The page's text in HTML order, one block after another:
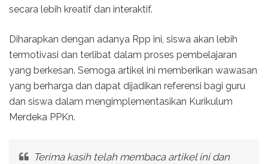
secara lebih kreatif dan interaktif.
Diharapkan dengan adanya Rpp ini, siswa akan lebih
termotivasi dan terlibat dalam proses pembelajaran
yang berkesan. Semoga artikel ini memberikan wawasan
yang berharga dan dapat dijadikan referensi bagi guru
dan siswa dalam mengimplementasikan Kurikulum
Merdeka PPKn.
Terima kasih telah membaca artikel ini dan